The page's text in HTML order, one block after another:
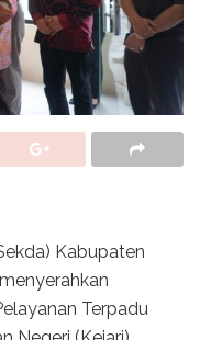
Kabupaten
Terpadu